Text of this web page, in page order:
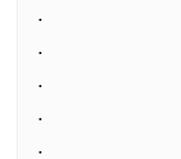
.
.
.
.
.